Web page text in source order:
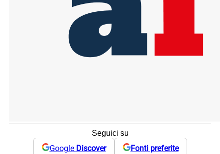
Seguici su
Google Discover Fonti preferite